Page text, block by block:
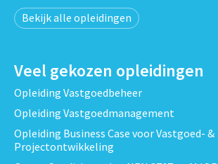
Bekijk alle opleidingen
Veel gekozen opleidingen
Opleiding Vastgoedbeheer
Opleiding Vastgoedmanagement
Opleiding Business Case voor Vastgoed- &
Projectontwikkeling